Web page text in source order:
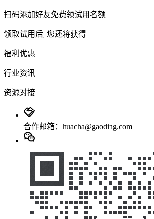
扫码添加好友免费领试用名额
领取试用后, 您还将获得
福利优惠
行业资讯
资源对接
合作邮箱：huacha@gaoding.com